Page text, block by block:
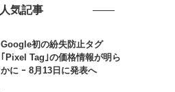
人気記事
Google初の紛失防止タグ
｢Pixel Tag｣の価格情報が明ら
かに ｰ 8月13日に発表へ